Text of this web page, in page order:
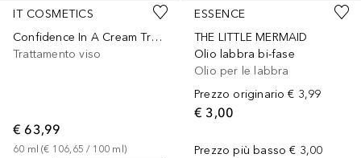
IT COSMETICS
Confidence In A Cream Transforming Moisturizing Super Cream
Trattamento viso
€ 63,99
60 ml (€ 106,65 / 100 ml)
ESSENCE
THE LITTLE MERMAID
Olio labbra bi-fase
Olio per le labbra
Prezzo originario € 3,99
€ 3,00
Prezzo più basso € 3,00